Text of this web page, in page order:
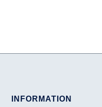
INFORMATION